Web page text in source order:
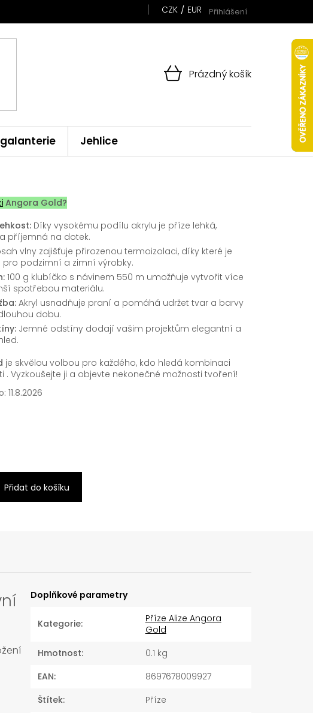
CZK EUR Přihlášení
NÁKUPNÍ
Prázdný košík
Jehlice
11.8.2026
Přidat do košíku
Angora Gold?
Díky vysokému podílu akrylu je příze lehká,
příjemná na dotek.
vlny zajišťuje přirozenou termoizolaci, díky které je
podzimní a zimní výrobky.
100 g klubíčko s návinem 550 m umožňuje vytvořit více
spotřebou materiálu.
Akryl usnadňuje praní a pomáhá udržet tvar a barvy
dobu.
Jemné odstíny dodají vašim projektům elegantní a
je skvělou volbou pro každého, kdo hledá kombinaci
. Vyzkoušejte ji a objevte nekonečné možnosti tvoření!
Doplňkové parametry
Kategorie:
Příze Alize Angora
Gold
Hmotnost:
0.1 kg
EAN:
8697678009927
Štítek:
Příze